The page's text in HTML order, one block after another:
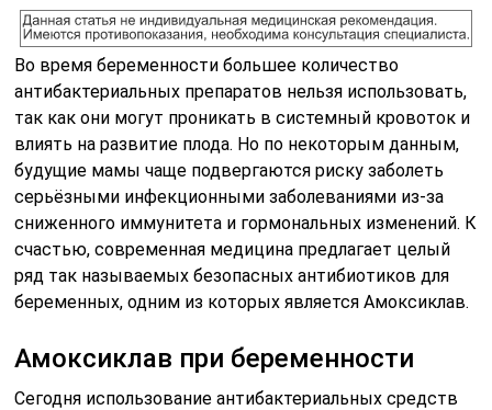
Во время беременности большее количество
антибактериальных препаратов нельзя использовать,
так как они могут проникать в системный кровоток и
влиять на развитие плода. Но по некоторым данным,
будущие мамы чаще подвергаются риску заболеть
серьёзными инфекционными заболеваниями из-за
сниженного иммунитета и гормональных изменений. К
счастью, современная медицина предлагает целый
ряд так называемых безопасных антибиотиков для
беременных, одним из которых является Амоксиклав.
Амоксиклав при беременности
Сегодня использование антибактериальных средств